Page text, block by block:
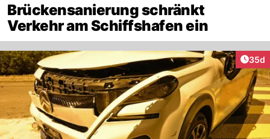
Brückensanierung schränkt
Verkehr am Schiffshafen ein
35d